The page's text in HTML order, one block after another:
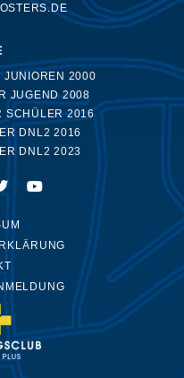
JUNIOREN 2000
JUGEND 2008
SCHÜLER 2016
DNL2 2016
DNL2 2023